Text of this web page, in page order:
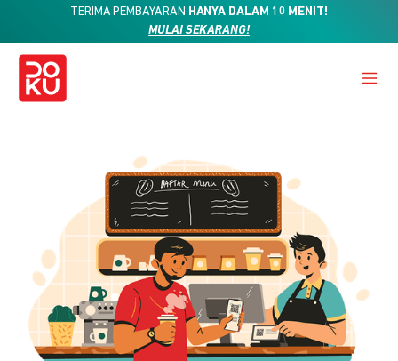
TERIMA PEMBAYARAN HANYA DALAM 10 MENIT!
MULAI SEKARANG!